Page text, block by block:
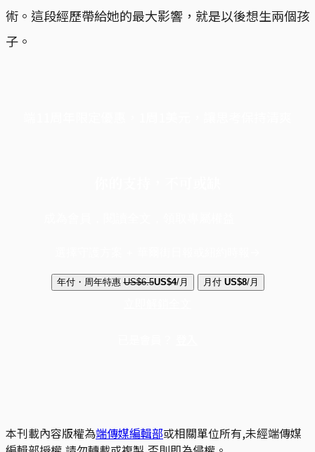
術。這段經歷帶給她的最大影響，就是以後想生兩個孩
子。
年付・周年特惠 US$6.5US$4/月 月付 US$8/月
本刊載內容版權為端傳媒編輯部或相關單位所有,未經端傳媒